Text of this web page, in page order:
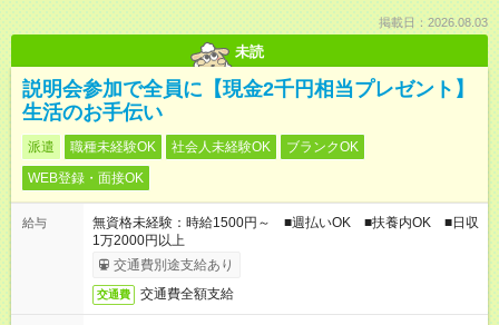
掲載日：2026.08.03
未読
説明会参加で全員に【現金2千円相当プレゼント】
生活のお手伝い
派遣 職種未経験OK 社会人未経験OK
ブランクOK
WEB登録・面接OK
給与
無資格未経験：時給1500円～ ■週払いOK ■扶養内OK ■日収
1万2000円以上
交通費別途支給あり
交通費 交通費全額支給